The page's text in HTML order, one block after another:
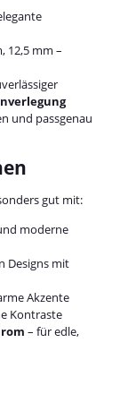
12,5 mm –
und passgenau
gut mit:
moderne
Designs mit
Akzente
Kontraste
– für edle,